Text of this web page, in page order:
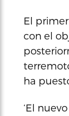
El
con el
ha
‘El